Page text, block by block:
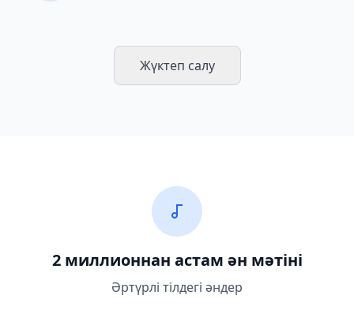
Жүктеп салу
2 миллионнан астам ән мәтіні
Әртүрлі тілдегі әндер